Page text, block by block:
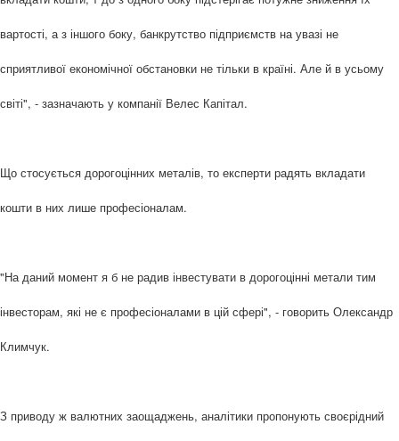
вартості, а з іншого боку, банкрутство підприємств на увазі не
сприятливої економічної обстановки не тільки в країні. Але й в усьому
світі", - зазначають у компанії Велес Капітал.
Що стосується дорогоцінних металів, то експерти радять вкладати
кошти в них лише професіоналам.
"На даний момент я б не радив інвестувати в дорогоцінні метали тим
інвесторам, які не є професіоналами в цій сфері", - говорить Олександр
Климчук.
З приводу ж валютних заощаджень, аналітики пропонують своєрідний